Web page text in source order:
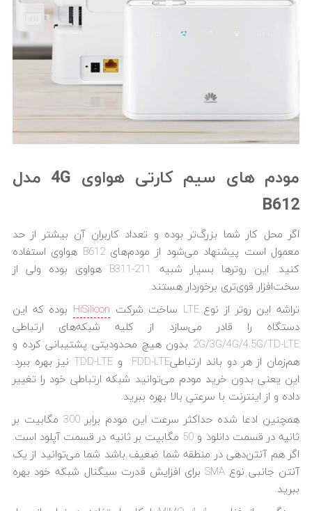
مودم های سیم کارتی هواوی 4G مدل
B612
اگر محل کار شما بزرگ‌تر بوده و تعداد کاربران آن بیشتر از حد
معمول است پیشنهاد می‌شود از مودم‌های B612 هواوی استفاده
کنید. این روترها بسیار شبیه B311-211 هواوی بوده ولی از
سخت‌افزار قوی‌تری برخوردار هستند.
تراشه این روتر از نوع LTE ساخت شرکت
HiSilicon بوده که این
دستگاه را قادر می‌سازد از کلیه شبکه‌های ارتباطی
2G/3G/4G/4.5G/TD-LTE بدون هیچ محدودیتی پشتیبانی کرده و
هم‌زمان از هر دو باند ارتباطیFDD-LTE و TDD-LTE نیز بهره ببرد.
این یعنی بدون خرید مودم می‌توانید شبکه ارتباطی خود را تغییر
داده و از اینترنت با سرعتی بالا بهره ببرید.
همچنین ادعا شده حداکثر سرعت این مودم برابر 300 مگابیت بر
ثانیه در قسمت دانلود و 50 مگابیت بر ثانیه در قسمت آپلود است.
اگر هم آنتن‌دهی در منطقه شما ضعیف باشد شما می‌توانید از یک
آنتن جانبی نوع SMA برای افزایش قدرت سیگنال شبکه خود بهره
ببرید.